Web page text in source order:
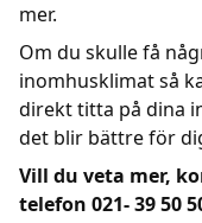
mer.
Om du skulle få
inomhusklimat så
direkt titta på dina
det blir bättre för
Vill du veta mer,
telefon 021- 39 50